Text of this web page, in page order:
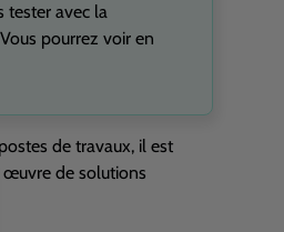
tester avec la
pourrez voir en
de travaux, il est
œuvre de solutions